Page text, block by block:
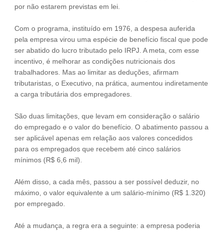
por não estarem previstas em lei.
Com o programa, instituído em 1976, a despesa auferida
pela empresa virou uma espécie de benefício fiscal que pode
ser abatido do lucro tributado pelo IRPJ. A meta, com esse
incentivo, é melhorar as condições nutricionais dos
trabalhadores. Mas ao limitar as deduções, afirmam
tributaristas, o Executivo, na prática, aumentou indiretamente
a carga tributária dos empregadores.
São duas limitações, que levam em consideração o salário
do empregado e o valor do benefício. O abatimento passou a
ser aplicável apenas em relação aos valores concedidos
para os empregados que recebem até cinco salários
mínimos (R$ 6,6 mil).
Além disso, a cada mês, passou a ser possível deduzir, no
máximo, o valor equivalente a um salário-mínimo (R$ 1.320)
por empregado.
Até a mudança, a regra era a seguinte: a empresa poderia